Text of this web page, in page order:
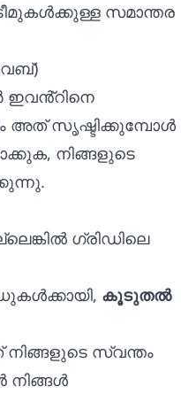
സമാന്തര
ഇവൻ്റിനെ
അത് സൃഷ്ടിക്കുമ്പോൾ
നിങ്ങളുടെ
ഗ്രിഡിലെ
കൂടുതൽ
സ്വന്തം
നിങ്ങൾ